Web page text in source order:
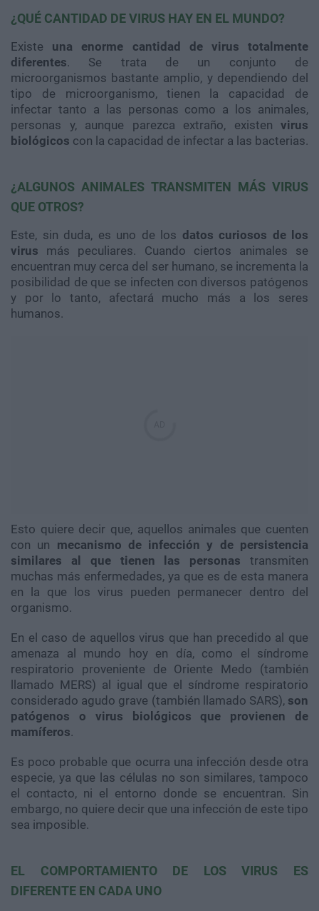
¿QUÉ CANTIDAD DE VIRUS HAY EN EL MUNDO?
Existe una enorme cantidad de virus totalmente
diferentes. Se trata de un conjunto de
microorganismos bastante amplio, y dependiendo del
tipo de microorganismo, tienen la capacidad de
infectar tanto a las personas como a los animales,
personas y, aunque parezca extraño, existen virus
biológicos con la capacidad de infectar a las bacterias.
¿ALGUNOS ANIMALES TRANSMITEN MÁS VIRUS
QUE OTROS?
Este, sin duda, es uno de los datos curiosos de los
virus más peculiares. Cuando ciertos animales se
encuentran muy cerca del ser humano, se incrementa la
posibilidad de que se infecten con diversos patógenos
y por lo tanto, afectará mucho más a los seres
humanos.
Esto quiere decir que, aquellos animales que cuenten
con un mecanismo de infección y de persistencia
similares al que tienen las personas transmiten
muchas más enfermedades, ya que es de esta manera
en la que los virus pueden permanecer dentro del
organismo.
En el caso de aquellos virus que han precedido al que
amenaza al mundo hoy en día, como el síndrome
respiratorio proveniente de Oriente Medo (también
llamado MERS) al igual que el síndrome respiratorio
considerado agudo grave (también llamado SARS), son
patógenos o virus biológicos que provienen de
mamíferos.
Es poco probable que ocurra una infección desde otra
especie, ya que las células no son similares, tampoco
el contacto, ni el entorno donde se encuentran. Sin
embargo, no quiere decir que una infección de este tipo
sea imposible.
EL COMPORTAMIENTO DE LOS VIRUS ES
DIFERENTE EN CADA UNO